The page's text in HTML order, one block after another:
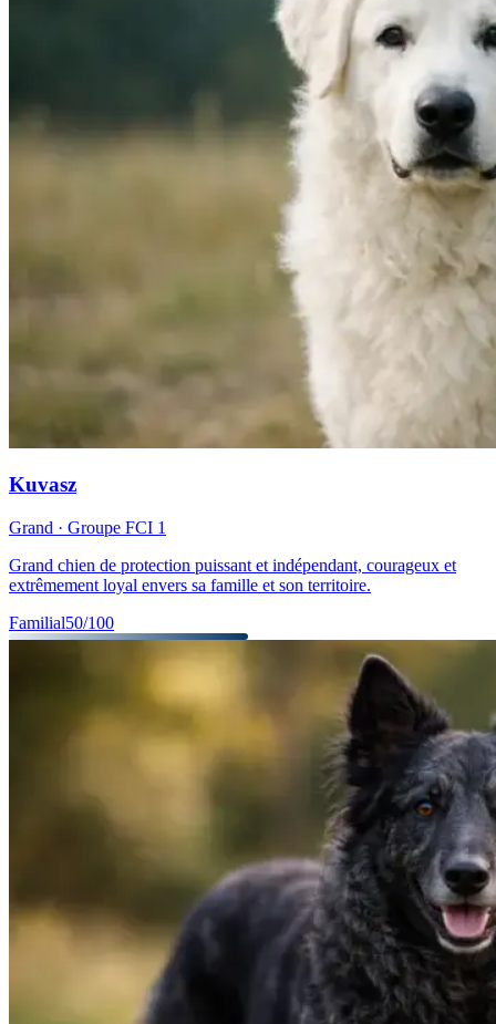
Kuvasz
Grand · Groupe FCI 1
Grand chien de protection puissant et indépendant, courageux et
extrêmement loyal envers sa famille et son territoire.
Familial50/100